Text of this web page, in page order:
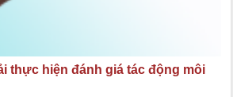
thực hiện đánh giá tác động môi